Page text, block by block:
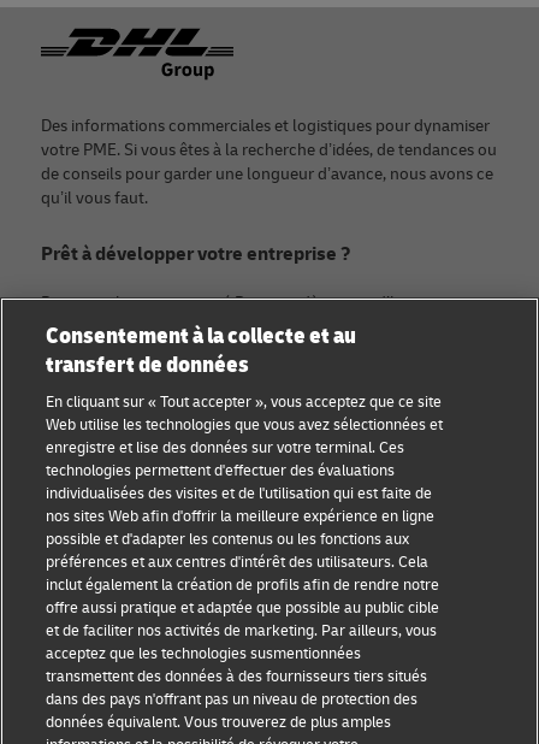
Footer
Des informations commerciales et logistiques pour dynamiser
votre PME. Si vous êtes à la recherche d’idées, de tendances ou
de conseils pour garder une longueur d’avance, nous avons ce
qu’il vous faut.
Prêt à développer votre entreprise ?
Rejoignez la communauté Discover dès aujourd’hui.
Catégories
Conseils aux petites
entreprises
Conseil e-commerce
Conseil B2B
Conseil logistique
Actualités et
perspectives
Expédition avec DHL
À propos de DHL
Contact
Centre de presse
Durabilité
Mentions légales
Conditions d’utilisation
Vie privée
Cookie Settings
Consentement à la collecte et au
transfert de données
En cliquant sur « Tout accepter », vous acceptez que ce site
Web utilise les technologies que vous avez sélectionnées et
enregistre et lise des données sur votre terminal. Ces
technologies permettent d'effectuer des évaluations
individualisées des visites et de l'utilisation qui est faite de
nos sites Web afin d'offrir la meilleure expérience en ligne
possible et d'adapter les contenus ou les fonctions aux
préférences et aux centres d'intérêt des utilisateurs. Cela
inclut également la création de profils afin de rendre notre
offre aussi pratique et adaptée que possible au public cible
et de faciliter nos activités de marketing. Par ailleurs, vous
acceptez que les technologies susmentionnées
transmettent des données à des fournisseurs tiers situés
dans des pays n'offrant pas un niveau de protection des
données équivalent. Vous trouverez de plus amples